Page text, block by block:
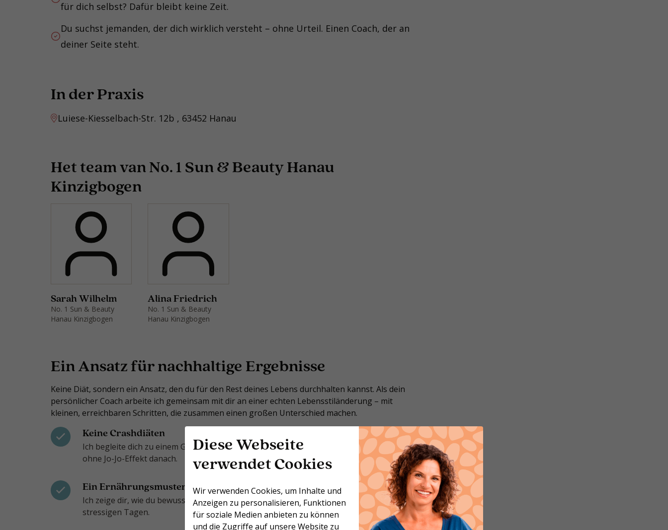
Diese Webseite
verwendet Cookies
Wir verwenden Cookies, um Inhalte und
Anzeigen zu personalisieren, Funktionen
für soziale Medien anbieten zu können
und die Zugriffe auf unsere Website zu
für dich selbst? Dafür bleibt keine Zeit.
Du suchst jemanden, der dich wirklich versteht – ohne Urteil. Einen Coach, der an
deiner Seite steht.
In der Praxis
Luiese-Kiesselbach-Str. 12b , 63452 Hanau
Het team van No. 1 Sun & Beauty Hanau
Kinzigbogen
Sarah Wilhelm
No. 1 Sun & Beauty
Hanau Kinzigbogen
Alina Friedrich
No. 1 Sun & Beauty
Hanau Kinzigbogen
Ein Ansatz für nachhaltige Ergebnisse
Keine Diät, sondern ein Ansatz, den du für den Rest deines Lebens durchhalten kannst. Als dein
persönlicher Coach arbeite ich gemeinsam mit dir an einer echten Lebensstiländerung – mit
kleinen, erreichbaren Schritten, die zusammen einen großen Unterschied machen.
Keine Crashdiäten
Ich begleite dich zu einem Gewichtsverlust in einem Tempo, das zu deinem Körper passt –
ohne Jo-Jo-Effekt danach.
Ein Ernährungsmuster, das du durchhältst
Ich zeige dir, wie du bewusst wählst und Struktur in deinen Alltag bringst – auch an
stressigen Tagen.